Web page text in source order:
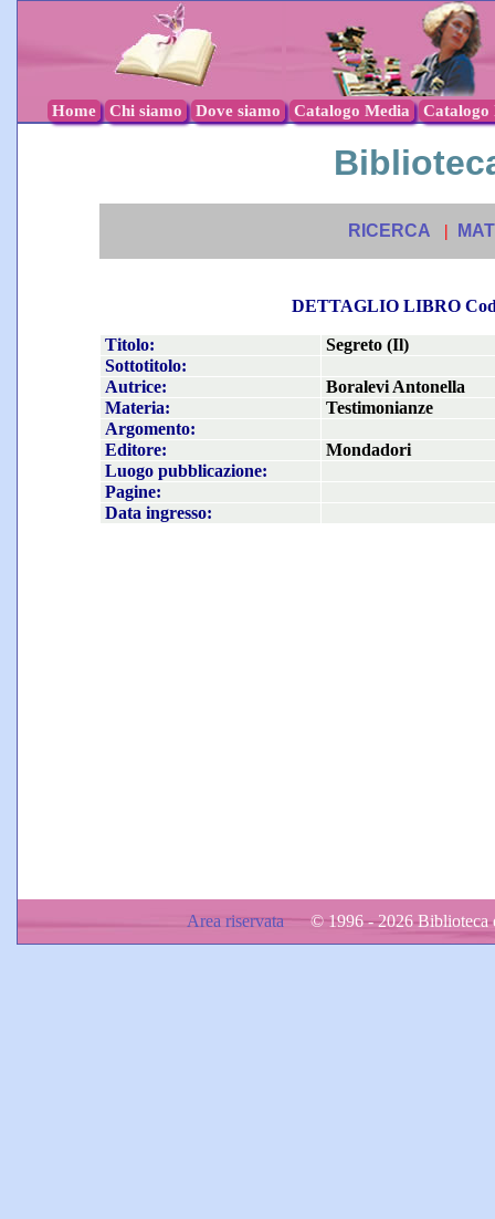
Home Chi siamo Dove siamo Catalogo Media Catalogo
RICERCA |
DETTAGLIO LIBRO
Titolo:
Segreto (Il)
Sottotitolo:
Autrice:
Boralevi Antonella
Materia:
Testimonianze
Argomento:
Editore:
Mondadori
Luogo pubblicazione:
Pagine:
Data ingresso:
Area riservata© 1996 - 2026 Biblioteca